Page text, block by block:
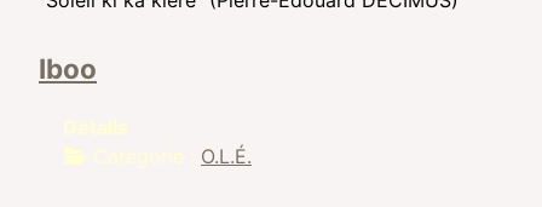
Iboo
Détails
Catégorie : O.L.É.